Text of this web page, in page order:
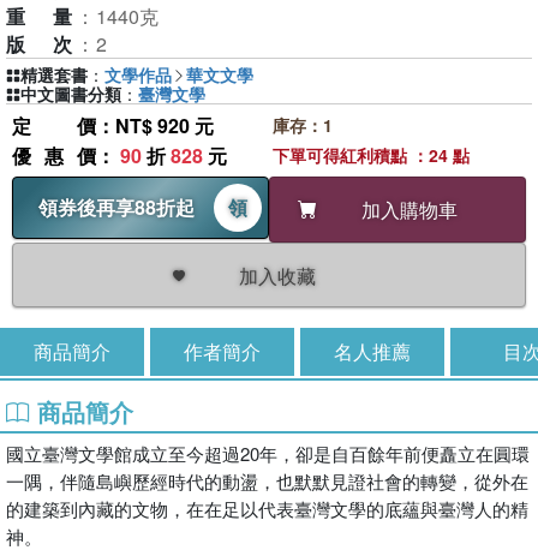
重量 ： 1440克
版次 ： 2
定價 ：NT$ 920 元
優惠價 ： 90折828 元
領券後再享88折起
領 加入購物車
加入收藏
庫存：1
下單可得紅利積點 ：24 點
精選套書 ： 文學作品 華文文學
中文圖書分類 ： 臺灣文學
商品簡介 作者簡介 名人推薦 目
商品簡介
國立臺灣文學館成立至今超過20年，卻是自百餘年前便矗立在圓環
一隅，伴隨島嶼歷經時代的動盪，也默默見證社會的轉變，從外在
的建築到內藏的文物，在在足以代表臺灣文學的底蘊與臺灣人的精
神。